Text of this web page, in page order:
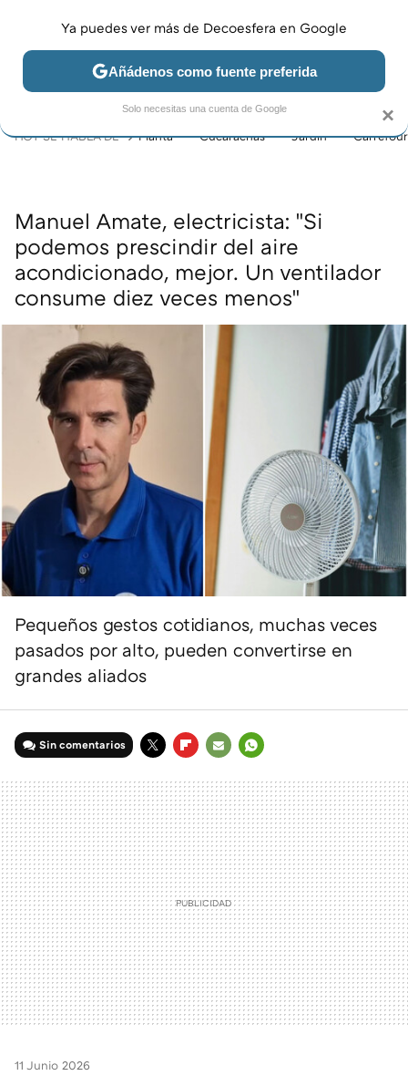
JARDÍN Y TERRAZA SALÓN DORMITORIO COCINA
HOY SE HABLA DE Planta Cucarachas Jardín Carrefour
Manuel Amate, electricista: "Si
podemos prescindir del aire
acondicionado, mejor. Un ventilador
consume diez veces menos"
Pequeños gestos cotidianos, muchas veces
pasados por alto, pueden convertirse en
grandes aliados
Sin comentarios
MAIL
11 Junio 2026
×
Ya puedes ver más de Decoesfera en Google
Añádenos como fuente preferida
Solo necesitas una cuenta de Google